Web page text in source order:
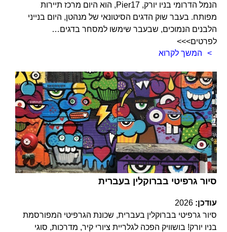
הנמל הדרומי בניו יורק, Pier17, הוא היום מרכז תיירות
מפותח. בעבר שוק הדגים הסיטונאי של מנהטן, היום בנייני
הלבנים הנמוכים, שבעבר שימשו למסחר בדגים…
לפרטים>>>
המשך לקרוא
סיור גרפיטי בברוקלין בעברית
עודכן: 2026
סיור גרפיטי בברוקלין בעברית, שכונת הגרפיטי המפורסמת
בניו יורק! בושוויק הפכה לגלריית ציורי קיר, מדרכות, סוגי